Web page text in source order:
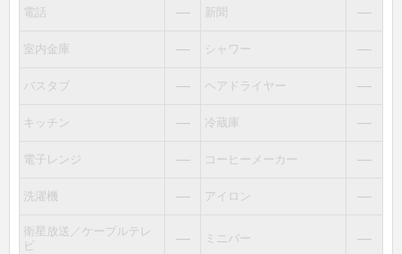
電話 ― 新聞 ―
室内金庫 ― シャワー ―
バスタブ ― ヘアドライヤー ―
キッチン ― 冷蔵庫 ―
電子レンジ ― コーヒーメーカー ―
洗濯機 ― アイロン ―
衛星放送／ケーブルテレ
ビ
― ミニバー ―